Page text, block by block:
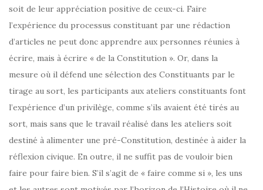
soit de leur appréciation positive de ceux-ci. Faire
l’expérience du processus constituant par une rédaction
d’articles ne peut donc apprendre aux personnes réunies à
écrire, mais à écrire « de la Constitution ». Or, dans la
mesure où il défend une sélection des Constituants par le
tirage au sort, les participants aux ateliers constituants font
l’expérience d’un privilège, comme s’ils avaient été tirés au
sort, mais sans que le travail réalisé dans les ateliers soit
destiné à alimenter une pré-Constitution, destinée à aider la
réflexion civique. En outre, il ne suffit pas de vouloir bien
faire pour faire bien. S’il s’agit de « faire comme si », les uns